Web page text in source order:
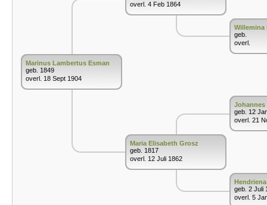
Marinus Lambertus Esman
geb. 1849
overl. 18 Sept 1904
overl. 4 Feb 1864
Maria Elisabeth Grosz
geb. 1817
overl. 12 Juli 1862
Willemina
geb.
overl.
Johannes
geb. 12
overl. 21
geb. 2 Juli
overl. 5